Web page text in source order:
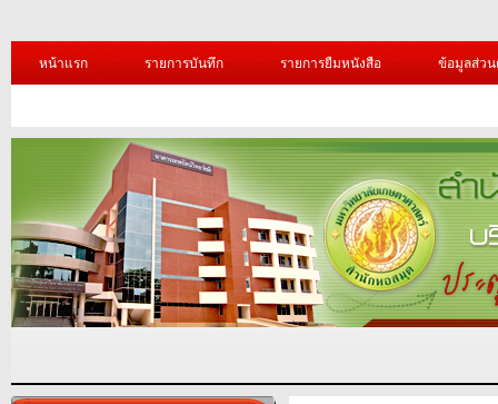
หน้าแรก รายการบันทึก รายการยืมหนังสือ ข้อมูลส่ว